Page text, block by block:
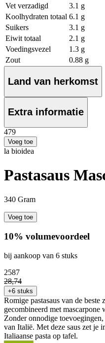
Vet verzadigd
3.1 g
Koolhydraten totaal 6.1 g
Suikers
3.1 g
Eiwit totaal
2.1 g
Voedingsvezel
1.3 g
Zout
0.88 g
Land van herkomst
Extra informatie
479
Voeg toe
la bioidea
Pastasaus
340 Gram
Voeg toe
10% volumevoordeel
bij aankoop van 6 stuks
2587
28,74
+6 stuks
Romige pastasaus van de beste
gecombineerd met mascarpone
Zonder onnodige
van Italië. Met deze saus zet je
Italiaanse pasta op tafel.